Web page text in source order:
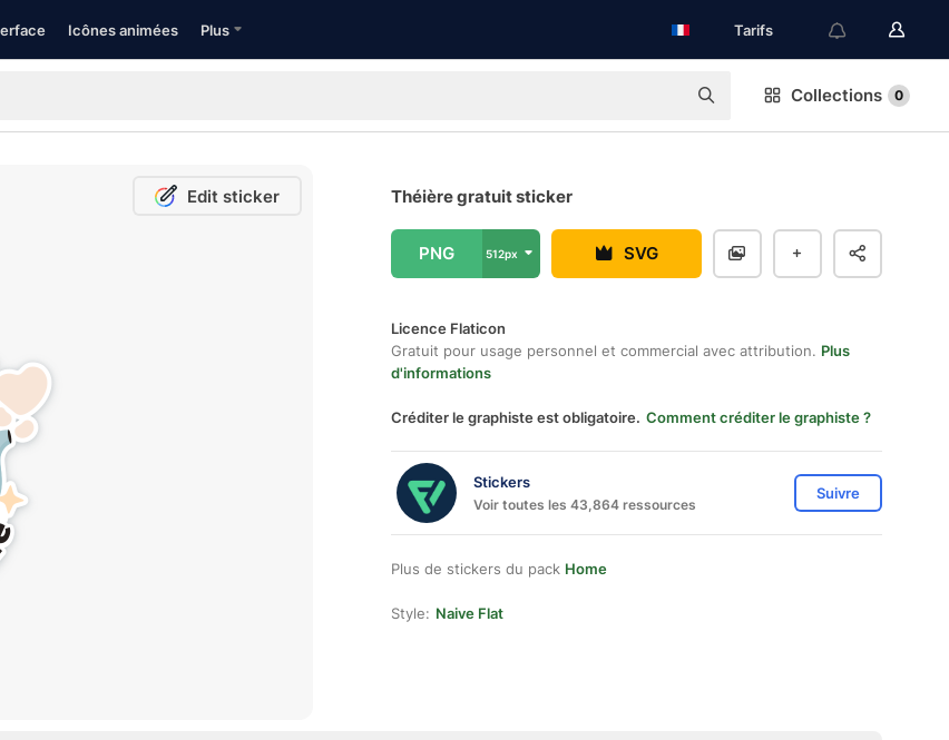
Icônes animées Plus Tarifs
Collections 0
Edit sticker Théière gratuit sticker
PNG 512px SVG
Licence Flaticon
Gratuit pour usage personnel et commercial avec attribution. Plus
d'informations
Créditer le graphiste est obligatoire. Comment créditer le graphiste ?
Stickers
Voir toutes les 43,864 ressources
Suivre
Plus de stickers du pack Home
Style: Naive Flat